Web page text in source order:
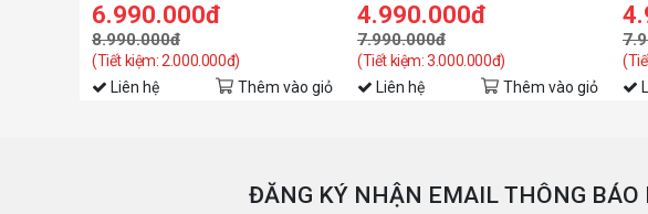
6.990.000đ
8.990.000đ
(Tiết kiệm: 2.000.000đ)
Liên hệ Thêm vào giỏ
4.990.000đ
7.990.000đ
(Tiết kiệm: 3.000.000đ)
Liên hệ Thêm vào giỏ
ĐĂNG KÝ NHẬN EMAIL THÔNG